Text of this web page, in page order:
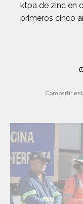
ktpa de zinc en
primeros cinco
Compartir